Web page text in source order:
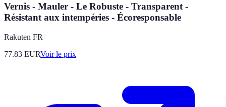
Vernis - Mauler - Le Robuste - Transparent -
Résistant aux intempéries - Écoresponsable
Rakuten FR
77.83 EURVoir le prix